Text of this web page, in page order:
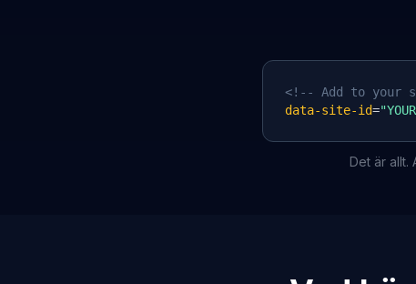
<!-- Add to your
data-site-id=
Det är